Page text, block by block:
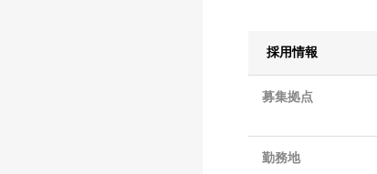
採用情報
募集拠点
勤務地